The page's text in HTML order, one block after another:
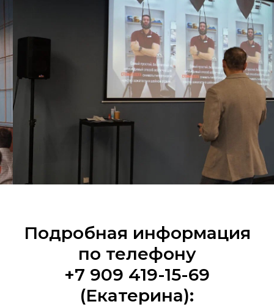
Подробная информация
по телефону
+7 909 419-15-69
(Екатерина):